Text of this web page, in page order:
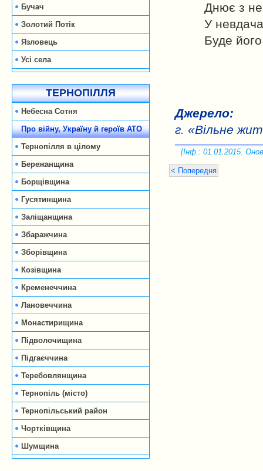
Бучач
Золотий Потік
Язловець
Усі села
ТЕРНОПІЛЛЯ
Небесна Сотня
Про війну, Україну й героїв АТО
Тернопілля в цілому
Бережанщина
Борщівщина
Гусятинщина
Заліщанщина
Збаражчина
Зборівщина
Козівщина
Кременеччина
Лановеччина
Монастирищина
Підволочищина
Підгаєччина
Теребовлянщина
Тернопіль (місто)
Тернопільський район
Чортківщина
Шумщина
Днює з
У
Буде
Джерело:
г. «Вільне
[Інф.: 01.01.2015.
< Попередня